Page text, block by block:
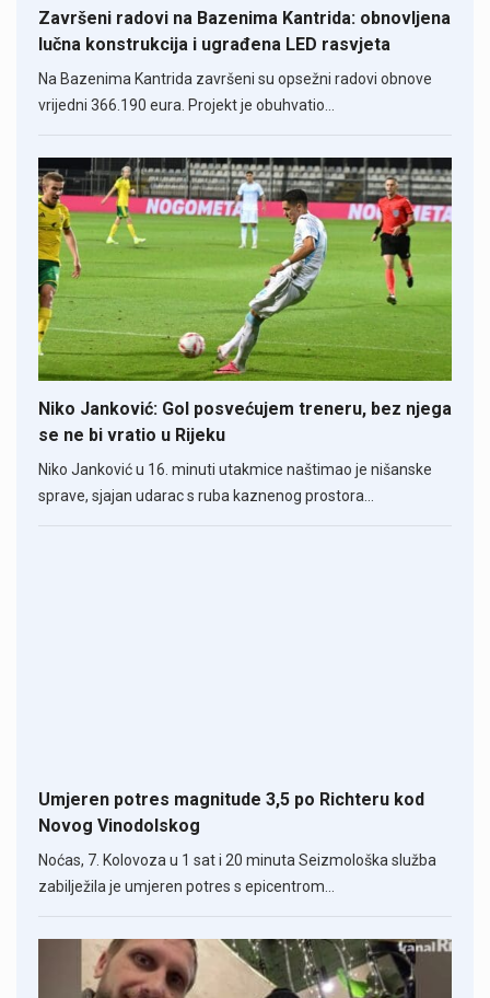
Završeni radovi na Bazenima Kantrida: obnovljena
lučna konstrukcija i ugrađena LED rasvjeta
Na Bazenima Kantrida završeni su opsežni radovi obnove
vrijedni 366.190 eura. Projekt je obuhvatio…
Niko Janković: Gol posvećujem treneru, bez njega
se ne bi vratio u Rijeku
Niko Janković u 16. minuti utakmice naštimao je nišanske
sprave, sjajan udarac s ruba kaznenog prostora…
Umjeren potres magnitude 3,5 po Richteru kod
Novog Vinodolskog
Noćas, 7. Kolovoza u 1 sat i 20 minuta Seizmološka služba
zabilježila je umjeren potres s epicentrom…